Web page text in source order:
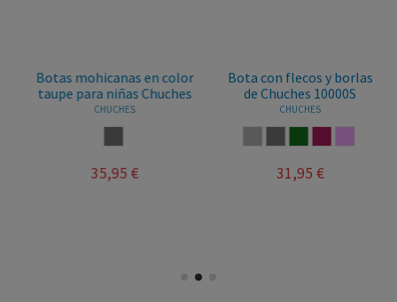
Botas mohicanas en color
taupe para niñas Chuches
CHUCHES
35,95 €
Bota con flecos y borlas
de Chuches 10000S
CHUCHES
31,95 €